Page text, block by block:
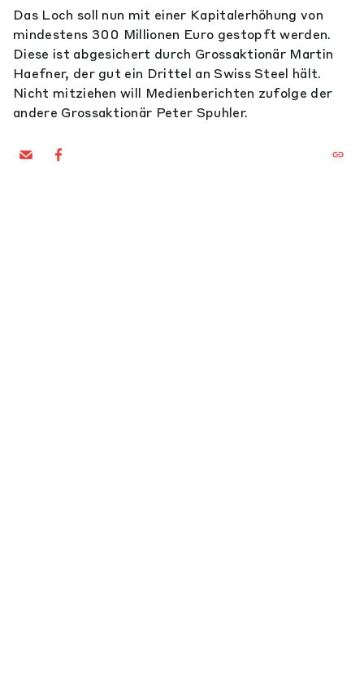
Das Loch soll nun mit einer Kapitalerhöhung von
mindestens 300 Millionen Euro gestopft werden.
Diese ist abgesichert durch Grossaktionär Martin
Haefner, der gut ein Drittel an Swiss Steel hält.
Nicht mitziehen will Medienberichten zufolge der
andere Grossaktionär Peter Spuhler.